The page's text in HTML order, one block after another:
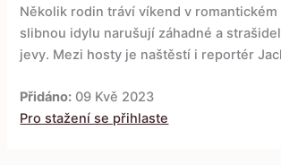
Několik rodin tráví víkend v romantickém
slibnou idylu narušují záhadné a
jevy. Mezi hosty je naštěstí i reportér
Přidáno: 09 Kvě 2023
Pro stažení se přihlaste